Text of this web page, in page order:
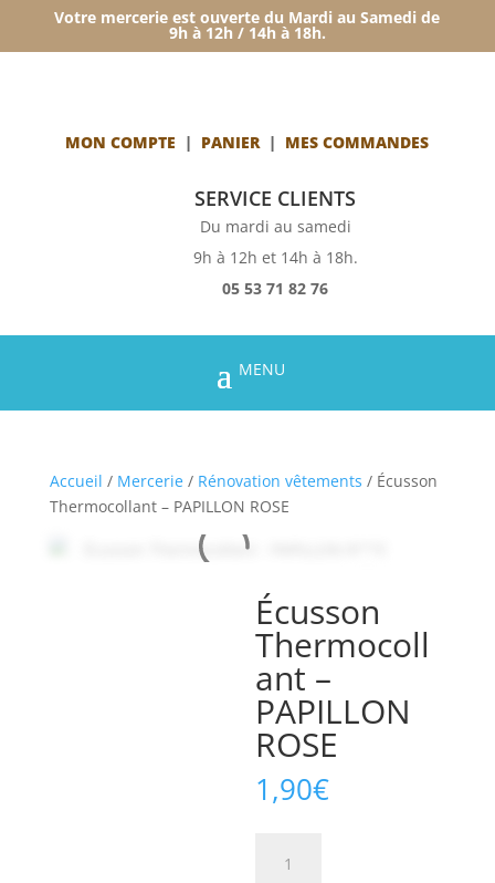
Votre mercerie est ouverte du Mardi au Samedi de
9h à 12h / 14h à 18h.
MON COMPTE | PANIER| MES COMMANDES
SERVICE CLIENTS
Du mardi au samedi
9h à 12h et 14h à 18h.
05 53 71 82 76
Accueil / Mercerie/ Rénovation vêtements / Écusson
Thermocollant – PAPILLON ROSE
Écusson
Thermocoll
ant –
PAPILLON
ROSE
1,90€